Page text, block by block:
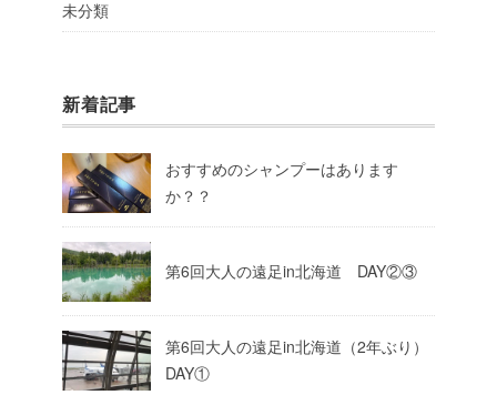
未分類
新着記事
おすすめのシャンプーはあります
か？？
第6回大人の遠足in北海道 DAY②③
第6回大人の遠足in北海道（2年ぶり）
DAY①